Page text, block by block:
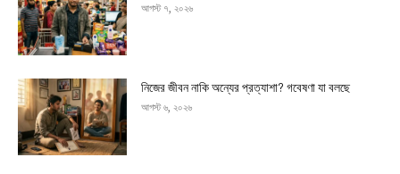
আগস্ট ৭, ২০২৬
নিজের জীবন নাকি অন্যের প্রত্যাশা? গবেষণা যা বলছে
আগস্ট ৬, ২০২৬